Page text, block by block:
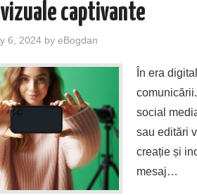
captivante
6, 2024 by eBogdan
În era
social
sau editări
creație și
mesaj…